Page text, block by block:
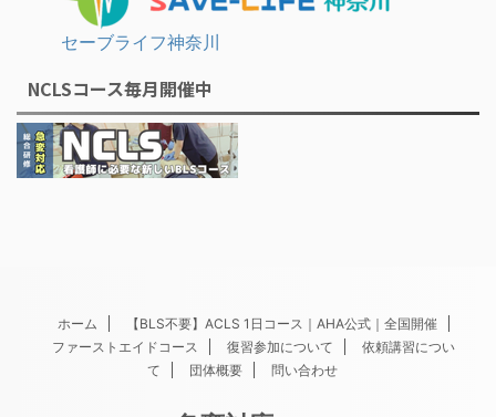
セーブライフ神奈川
NCLSコース毎月開催中
ホーム
【BLS不要】ACLS 1日コース｜AHA公式｜全国開催
ファーストエイドコース
復習参加について
依頼講習につい
て
団体概要 問い合わせ